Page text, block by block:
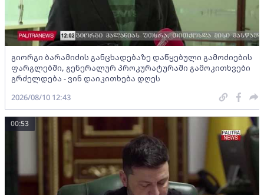
გიორგი ბარამიძის განცხადებაზე დაწყებული გამოძიების
ფარგლებში, გენერალურ პროკურატურაში გამოკითხვები
გრძელდება - ვინ დაიკითხება დღეს
2026/08/10 12:43
00:53